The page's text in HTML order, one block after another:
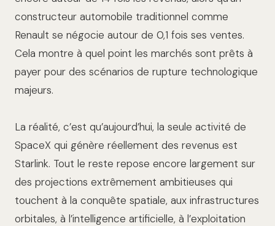
constructeur automobile traditionnel comme
Renault se négocie autour de 0,1 fois ses ventes.
Cela montre à quel point les marchés sont prêts à
payer pour des scénarios de rupture technologique
majeurs.
La réalité, c’est qu’aujourd’hui, la seule activité de
SpaceX qui génère réellement des revenus est
Starlink. Tout le reste repose encore largement sur
des projections extrêmement ambitieuses qui
touchent à la conquête spatiale, aux infrastructures
orbitales, à l’intelligence artificielle, à l’exploitation